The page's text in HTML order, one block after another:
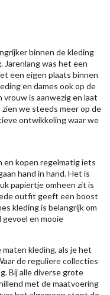
binnen de kleding
Jarenlang was het een
een eigen plaats binnen
en dames ook op de
is aanwezig en laat
we steeds meer op de
ontwikkeling waar we
en kopen regelmatig iets
hand in hand. Het is
papiertje omheen zit is
outfit geeft een boost
kleding is belangrijk om
gevoel en mooie
kleding, als je het
de reguliere collecties
Bij alle diverse grote
met de maatvoering